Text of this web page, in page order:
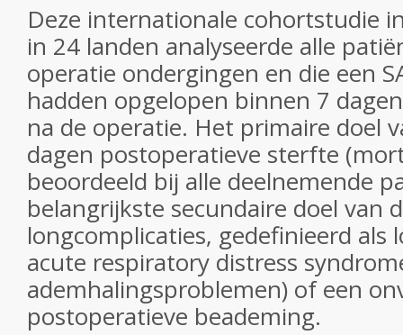
Deze internationale cohortstudie
in 24 landen analyseerde alle
operatie ondergingen en die een
hadden opgelopen binnen 7
na de operatie. Het primaire doel
dagen postoperatieve sterfte
beoordeeld bij alle deelnemende
belangrijkste secundaire doel van
longcomplicaties, gedefinieerd als
acute respiratory distress
ademhalingsproblemen) of een
postoperatieve beademing.